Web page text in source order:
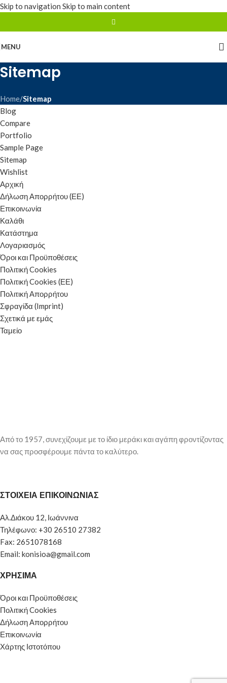
Skip to navigation Skip to main content
MENU
Sitemap
Home/Sitemap
Blog
Compare
Portfolio
Sample Page
Sitemap
Wishlist
Αρχική
Δήλωση Απορρήτου (ΕΕ)
Επικοινωνία
Καλάθι
Κατάστημα
Λογαριασμός
Όροι και Προϋποθέσεις
Πολιτική Cookies
Πολιτική Cookies (ΕΕ)
Πολιτική Απορρήτου
Σφραγίδα (Imprint)
Σχετικά με εμάς
Ταμείο
Από το 1957, συνεχίζουμε με το ίδιο μεράκι και αγάπη φροντίζοντας
να σας προσφέρουμε πάντα το καλύτερο.
ΣΤΟΙΧΕΙΑ ΕΠΙΚΟΙΝΩΝΙΑΣ
Αλ.Διάκου 12, Ιωάννινα
Τηλέφωνο: +30 26510 27382
Fax: 2651078168
Email: konisioa@gmail.com
ΧΡΗΣΙΜΑ
Όροι και Προϋποθέσεις
Πολιτική Cookies
Δήλωση Απορρήτου
Επικοινωνία
Χάρτης Ιστοτόπου